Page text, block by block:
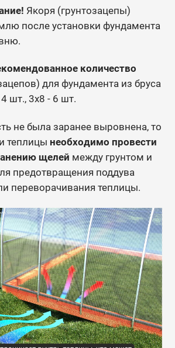
Якоря (грунтозацепы)
после установки фундамента
количество
для фундамента из бруса
шт., 3х8 - 6 шт.
не была заранее выровнена, то
теплицы необходимо провести
щелей между грунтом и
предотвращения поддува
переворачивания теплицы.